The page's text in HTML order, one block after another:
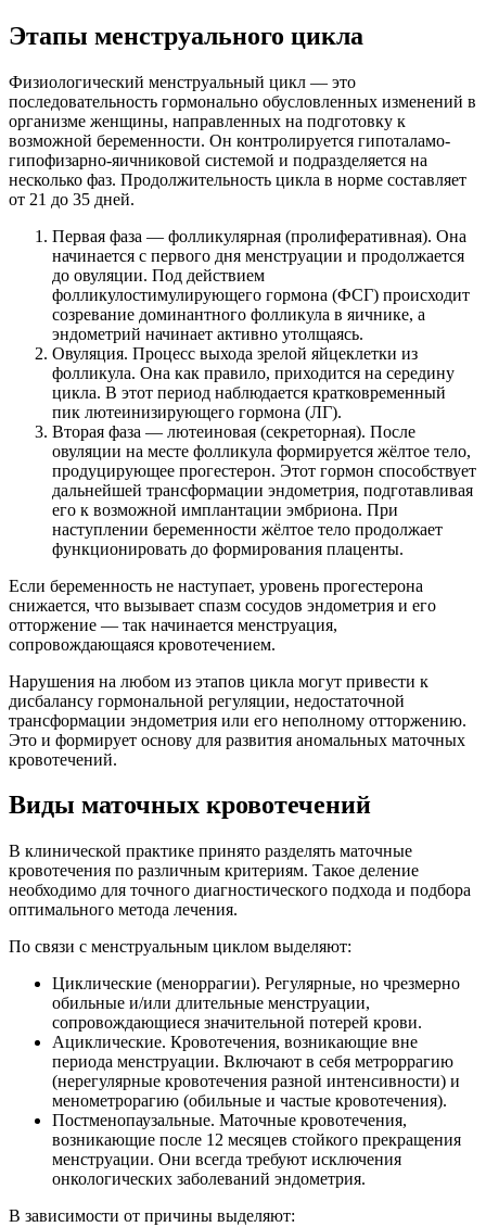
Этапы менструального цикла
Физиологический менструальный цикл — это
последовательность гормонально обусловленных изменений в
организме женщины, направленных на подготовку к
возможной беременности. Он контролируется гипоталамо-
гипофизарно-яичниковой системой и подразделяется на
несколько фаз. Продолжительность цикла в норме составляет
от 21 до 35 дней.
Первая фаза — фолликулярная (пролиферативная). Она
начинается с первого дня менструации и продолжается
до овуляции. Под действием
фолликулостимулирующего гормона (ФСГ) происходит
созревание доминантного фолликула в яичнике, а
эндометрий начинает активно утолщаясь.
Овуляция. Процесс выхода зрелой яйцеклетки из
фолликула. Она как правило, приходится на середину
цикла. В этот период наблюдается кратковременный
пик лютеинизирующего гормона (ЛГ).
Вторая фаза — лютеиновая (секреторная). После
овуляции на месте фолликула формируется жёлтое тело,
продуцирующее прогестерон. Этот гормон способствует
дальнейшей трансформации эндометрия, подготавливая
его к возможной имплантации эмбриона. При
наступлении беременности жёлтое тело продолжает
функционировать до формирования плаценты.
Если беременность не наступает, уровень прогестерона
снижается, что вызывает спазм сосудов эндометрия и его
отторжение — так начинается менструация,
сопровождающаяся кровотечением.
Нарушения на любом из этапов цикла могут привести к
дисбалансу гормональной регуляции, недостаточной
трансформации эндометрия или его неполному отторжению.
Это и формирует основу для развития аномальных маточных
кровотечений.
Виды маточных кровотечений
В клинической практике принято разделять маточные
кровотечения по различным критериям. Такое деление
необходимо для точного диагностического подхода и подбора
оптимального метода лечения.
По связи с менструальным циклом выделяют:
Циклические (меноррагии). Регулярные, но чрезмерно
обильные и/или длительные менструации,
сопровождающиеся значительной потерей крови.
Ациклические. Кровотечения, возникающие вне
периода менструации. Включают в себя метроррагию
(нерегулярные кровотечения разной интенсивности) и
менометрорагию (обильные и частые кровотечения).
Постменопаузальные. Маточные кровотечения,
возникающие после 12 месяцев стойкого прекращения
менструации. Они всегда требуют исключения
онкологических заболеваний эндометрия.
В зависимости от причины выделяют: